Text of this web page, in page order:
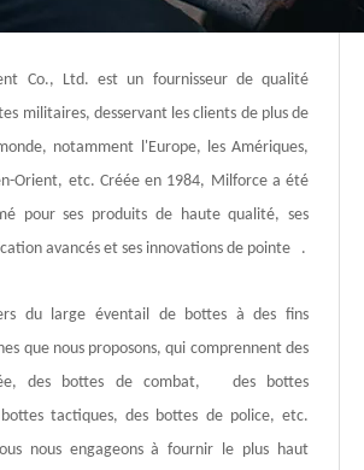
Co., Ltd. est un fournisseur de qualité
militaires, desservant les clients de plus de
notamment l'Europe, les Amériques,
Orient, etc. Créée en 1984, Milforce a été
pour ses produits de haute qualité, ses
avancés et ses innovations de pointe .
du large éventail de bottes à des fins
que nous proposons, qui comprennent des
des bottes de combat, des bottes
tactiques, des bottes de police, etc.
nous engageons à fournir le plus haut